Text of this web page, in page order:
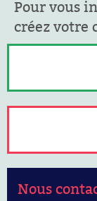
Pour vous
créez votre
Nous